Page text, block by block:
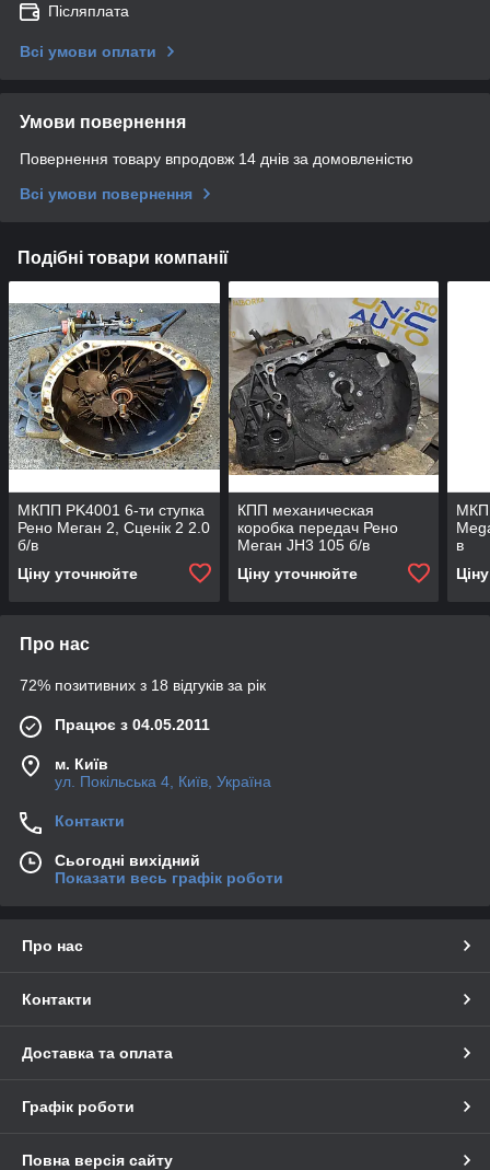
Післяплата
Всі умови оплати
Умови повернення
Повернення товару впродовж 14 днів за домовленістю
Всі умови повернення
Подібні товари компанії
МКПП PK4001 6-ти ступка
Рено Меган 2, Сценік 2 2.0
б/в
Ціну уточнюйте
КПП механическая
коробка передач Рено
Меган JH3 105 б/в
Ціну уточнюйте
в
Про нас
72% позитивних з 18 відгуків за рік
Працює з 04.05.2011
м. Київ
ул. Покільська 4, Київ, Україна
Контакти
Сьогодні вихідний
Показати весь графік роботи
Про нас
Контакти
Доставка та оплата
Графік роботи
Повна версія сайту